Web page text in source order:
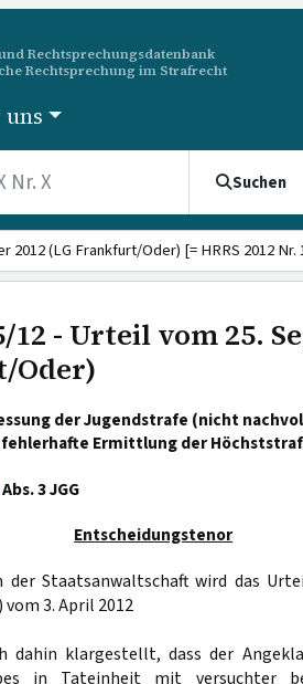
Rechtsprechungsdatenbank
Rechtsprechung im Strafrecht
Suchen
2012 (LG Frankfurt/Oder) [= HRRS 2012 Nr.
12 - Urteil vom 25.
Oder)
der Jugendstrafe (nicht
Ermittlung der
Abs. 3 JGG
Entscheidungstenor
der Staatsanwaltschaft wird das
3. April 2012
dahin klargestellt, dass der
in Tateinheit mit versuchter